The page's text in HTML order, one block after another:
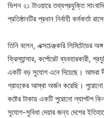
ভিশন ২১ টাওয়ারে তথ্যপ্রযুক্তি
প্রতিষ্ঠানটির প্রধান নির্বাহী কর্মকর্তা
তিনি বলেন, এক্সচেঞ্জকরি লিমিটেডের
ফ্রিল্যান্সার, কর্পোরেট ব্যবহারকারী,
একটি বড় সুযোগ এনে দিয়েছে। আমরা
গ্রাহকের আস্থা অর্জন করেছি। পুরোনো
কষ্টের টাকায় একটি পুরোনো ল্যাপটপ
সুযোগ-সুবিধা দেয়ার জন্য দেশের